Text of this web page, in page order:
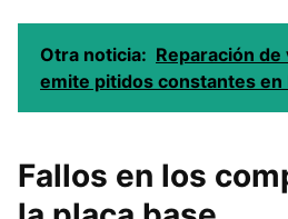
Otra noticia: Reparación
emite pitidos constantes en
Fallos en los